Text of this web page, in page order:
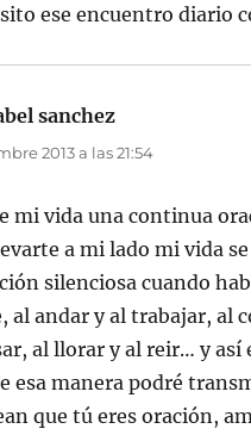
ese encuentro diario
sanchez
2013 a las 21:54
mi vida una continua
a mi lado mi vida
silenciosa cuando
al andar y al trabajar, al
al llorar y al reir… y así
esa manera podré
que tú eres oración,